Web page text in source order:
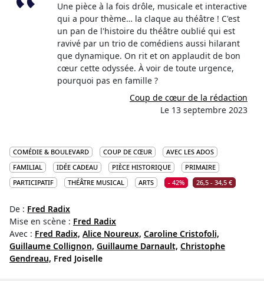
Une pièce à la fois drôle, musicale et interactive
qui a pour thème… la claque au théâtre ! C'est
un pan de l'histoire du théâtre oublié qui est
ravivé par un trio de comédiens aussi hilarant
que dynamique. On rit et on applaudit de bon
cœur cette odyssée. À voir de toute urgence,
pourquoi pas en famille ?
Coup de cœur de la rédaction
Le 13 septembre 2023
COMÉDIE & BOULEVARD COUP DE CŒUR
AVEC LES ADOS
FAMILIAL
IDÉE CADEAU PIÈCE HISTORIQUE
PRIMAIRE
PARTICIPATIF
THÉÂTRE MUSICAL ARTS - 42% 26,5 - 34,5 €
De : Fred Radix
Mise en scène : Fred Radix
Avec : Fred Radix, Alice Noureux, Caroline Cristofoli,
Guillaume Collignon, Guillaume Darnault, Christophe
Gendreau, Fred Joiselle